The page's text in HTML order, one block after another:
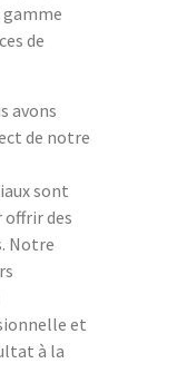
de
avons
de notre
sont
offrir des
Notre
et
à la